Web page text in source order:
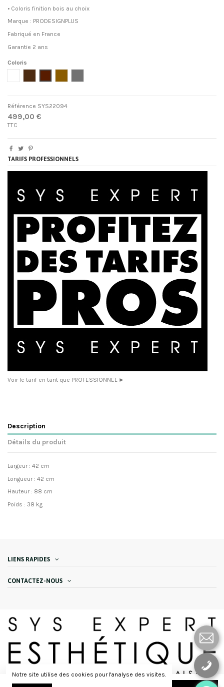
• Coloris finition bois au choix
Marque : PRODESIGNPLUS
Fabriqué en France
Garantie 2 ans
Coloris
Référence SYS22094
499,00 €
TTC
TARIFS PROFESSIONNELS
Voir le tarif en tant que PROFESSIONNEL ►
Description
Détails du produit
Largeur : 42 cm
Longueur : 42 cm
Hauteur : 88 cm
Poids : 38 kg
LIENS RAPIDES
CONTACTEZ-NOUS
Notre site utilise des cookies pour l'analyse des visites.